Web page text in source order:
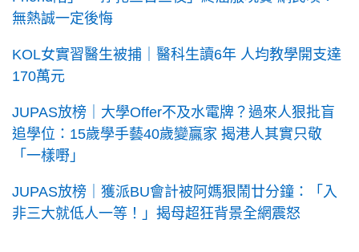
無熱誠一定後悔
KOL女實習醫生被捕｜醫科生讀6年 人均教學開支達
170萬元
JUPAS放榜｜大學Offer不及水電牌？過來人狠批盲
追學位：15歲學手藝40歲變贏家 揭港人其實只敬
「一樣嘢」
JUPAS放榜｜獲派BU會計被阿媽狠鬧廿分鐘：「入
非三大就低人一等！」揭母超狂背景全網震怒